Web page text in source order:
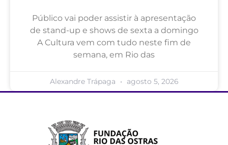
Público vai poder assistir à apresentação
de stand-up e shows de sexta a domingo
A Cultura vem com tudo neste fim de
semana, em Rio das
Alexandre Trápaga agosto 5, 2026